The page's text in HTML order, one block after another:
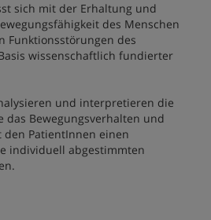
sich mit der Erhaltung und
des Menschen
Funktionsstörungen des
wissenschaftlich fundierter
und interpretieren die
das Bewegungsverhalten und
PatientInnen einen
individuell abgestimmten